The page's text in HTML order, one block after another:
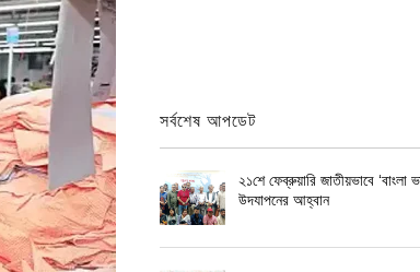
সর্বশেষ আপডেট
২১শে ফেব্রুয়ারি জাতীয়ভাবে ‘বাংলা
উদযাপনের আহ্বান